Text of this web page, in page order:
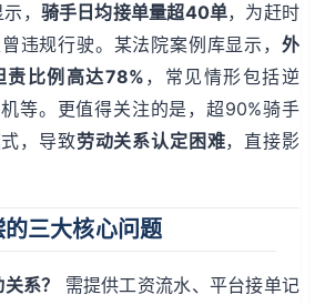
， 骑手日均接单量超40单，为赶时
违规行驶。某法院案例库显示， 外
责比例高达78% ，常见情形包括逆
等。更值得关注的是，超90%骑手
，导致劳动关系认定困难，直接影
三大核心问题
系？
需提供工资流水、平台接单记